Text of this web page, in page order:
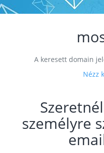
A keresett domain
Nézz
személyre